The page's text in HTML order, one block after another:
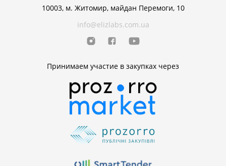
10003, м. Житомир, майдан Перемоги, 10
info@elizlabs.com.ua
Принимаем участие в закупках через